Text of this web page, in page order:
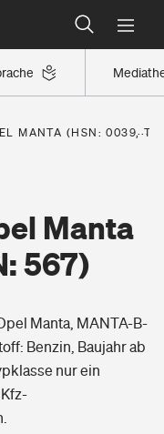
MANTA (HSN: 0039,
Manta
567)
Manta, MANTA-B-
Benzin, Baujahr ab
nur ein